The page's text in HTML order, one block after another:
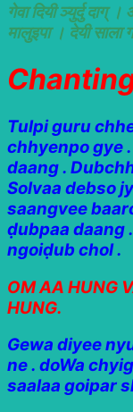
गेवा दियी ञ्युर्दु दाग्
मालुइपा । देयी साला
Tulpi guru
chhyenpo gye
daang .
Solvaa debso
saangvee
ḍubpaa daang
ngoiḍub chol .
OM AA HUNG
HUNG.
Gewa diyee
ne . doWa
saalaa goipar